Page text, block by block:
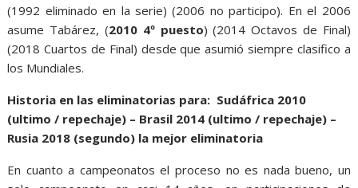
(1992 eliminado en la serie) (2006 no participo). En el 2006
asume Tabárez, (2010 4º puesto) (2014 Octavos de Final)
(2018 Cuartos de Final) desde que asumió siempre clasifico a
los Mundiales.
Historia en las eliminatorias para: Sudáfrica 2010
(ultimo / repechaje) – Brasil 2014 (ultimo / repechaje) –
Rusia 2018 (segundo) la mejor eliminatoria
En cuanto a campeonatos el proceso no es nada bueno, un